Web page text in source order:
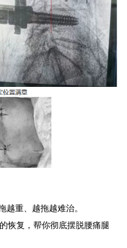
越重、越拖越难治。
恢复，帮你彻底摆脱腰痛腿